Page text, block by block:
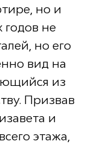
но и
годов не
но его
вид на
из
Призвав
и
этажа,